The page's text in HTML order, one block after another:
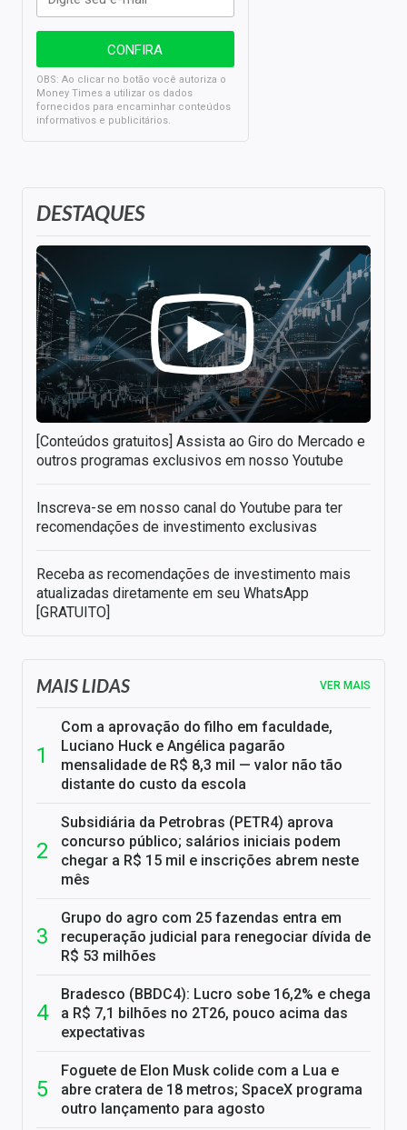
DESTAQUES
[Conteúdos gratuitos] Assista ao Giro do Mercado e
outros programas exclusivos em nosso Youtube
Inscreva-se em nosso canal do Youtube para ter
recomendações de investimento exclusivas
Receba as recomendações de investimento mais
atualizadas diretamente em seu WhatsApp
[GRATUITO]
OBS: Ao clicar no botão você autoriza o
Money Times a utilizar os dados
fornecidos para encaminhar conteúdos
informativos e publicitários.
MAIS LIDAS VER MAIS
Com a aprovação do filho em faculdade,
Luciano Huck e Angélica pagarão
mensalidade de R$ 8,3 mil — valor não tão
distante do custo da escola
Subsidiária da Petrobras (PETR4) aprova
concurso público; salários iniciais podem
chegar a R$ 15 mil e inscrições abrem neste
mês
Grupo do agro com 25 fazendas entra em
recuperação judicial para renegociar dívida de
R$ 53 milhões
Bradesco (BBDC4): Lucro sobe 16,2% e chega
a R$ 7,1 bilhões no 2T26, pouco acima das
expectativas
Foguete de Elon Musk colide com a Lua e
abre cratera de 18 metros; SpaceX programa
outro lançamento para agosto